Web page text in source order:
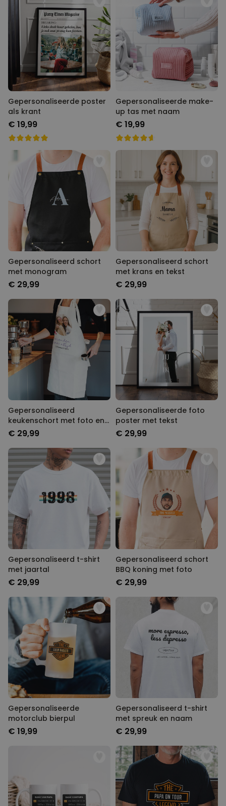
Gepersonaliseerde poster
als krant
€ 19,99
Gepersonaliseerde make-
up tas met naam
€ 19,99
Gepersonaliseerd schort
met monogram
€ 29,99
Gepersonaliseerd schort
met krans en tekst
€ 29,99
Gepersonaliseerd
keukenschort met foto en
tekst
€ 29,99
Gepersonaliseerde foto
poster met tekst
€ 29,99
Gepersonaliseerd t-shirt
met jaartal
€ 29,99
Gepersonaliseerd schort
BBQ koning met foto
€ 29,99
Gepersonaliseerde
motorclub bierpul
€ 19,99
Gepersonaliseerd t-shirt
met spreuk en naam
€ 29,99